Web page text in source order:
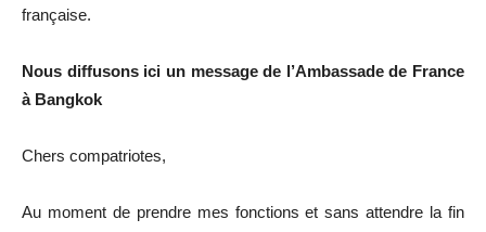
française.
Nous diffusons ici un message de l’Ambassade de France
à Bangkok
Chers compatriotes,
Au moment de prendre mes fonctions et sans attendre la fin